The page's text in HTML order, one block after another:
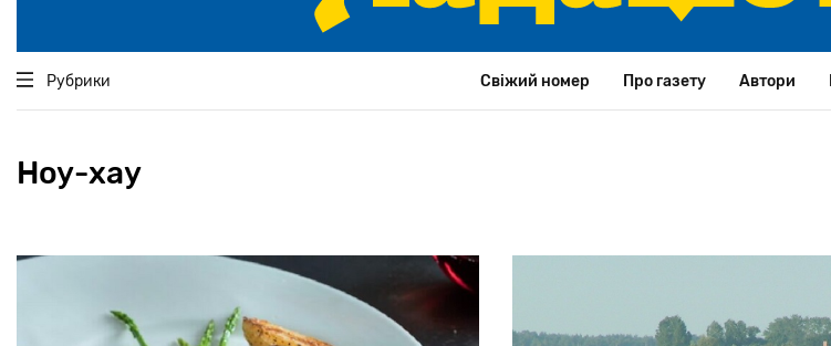
Рубрики Свіжий номер Про газету Автори
Ноу-хау